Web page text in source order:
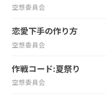
空想委員会
恋愛下手の作り方
空想委員会
作戦コード:夏祭り
空想委員会